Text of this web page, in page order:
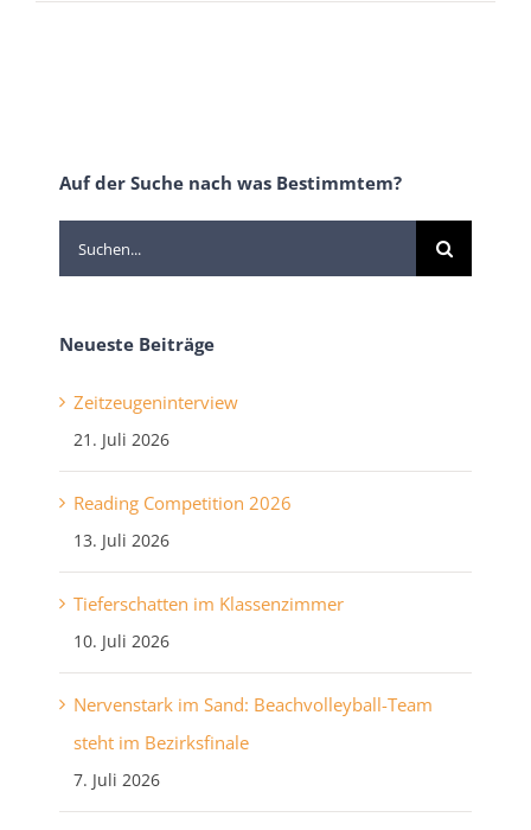
Auf der Suche nach was Bestimmtem?
Suche
nach:
Neueste Beiträge
Zeitzeugeninterview
21. Juli 2026
Reading Competition 2026
13. Juli 2026
Tieferschatten im Klassenzimmer
10. Juli 2026
Nervenstark im Sand: Beachvolleyball-Team
steht im Bezirksfinale
7. Juli 2026